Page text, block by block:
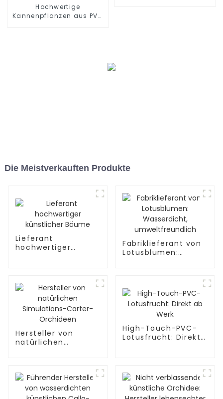
Hochwertige
Kannenpflanzen aus PVC
Die Meistverkauften Produkte
Lieferant
hochwertiger
Fabriklieferant von
Lotusblumen:
Hersteller von
natürlichen
High-Touch-PVC-
Lotusfrucht: Direkt